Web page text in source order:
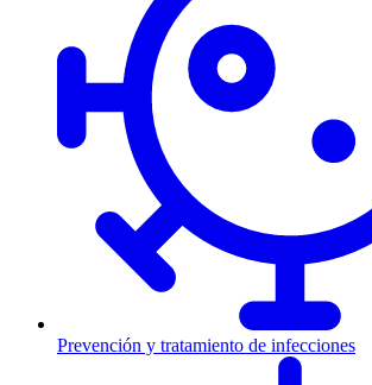
Prevención y tratamiento de infecciones